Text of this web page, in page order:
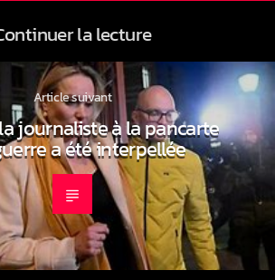
la lecture
Article suivant
journaliste à la pancarte
a été interpellée